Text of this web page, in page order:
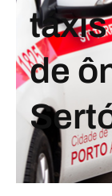
de